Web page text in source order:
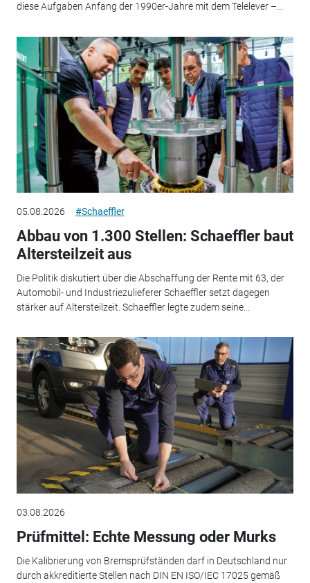
diese Aufgaben Anfang der 1990er-Jahre mit dem Telelever –...
05.08.2026 #Schaeffler
Abbau von 1.300 Stellen: Schaeffler baut
Altersteilzeit aus
Die Politik diskutiert über die Abschaffung der Rente mit 63, der
Automobil- und Industriezulieferer Schaeffler setzt dagegen
stärker auf Altersteilzeit. Schaeffler legte zudem seine...
03.08.2026
Prüfmittel: Echte Messung oder Murks
Die Kalibrierung von Bremsprüfständen darf in Deutschland nur
durch akkreditierte Stellen nach DIN EN ISO/IEC 17025 gemäß